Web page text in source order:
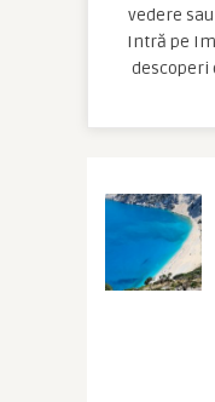
vedere
Intră pe
descoperi